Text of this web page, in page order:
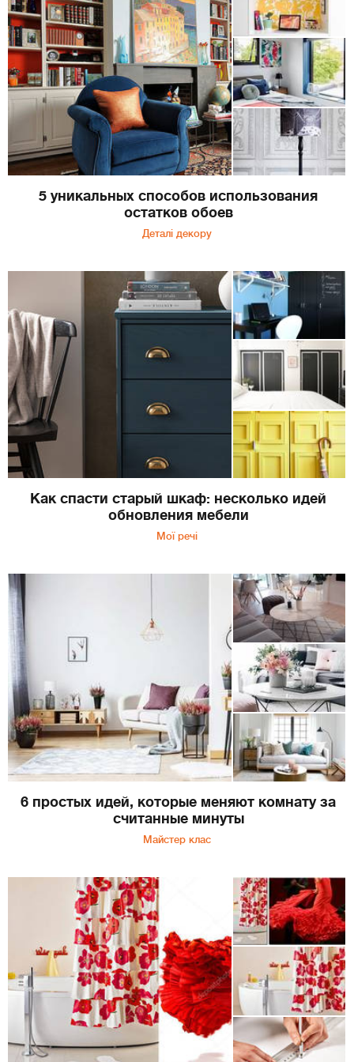
5 уникальных способов использования
остатков обоев
Деталі декору
Как спасти старый шкаф: несколько идей
обновления мебели
Мої речі
6 простых идей, которые меняют комнату за
считанные минуты
Майстер клас